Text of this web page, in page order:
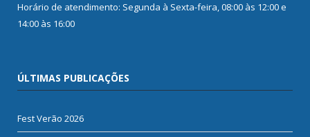
Horário de atendimento: Segunda à Sexta-feira, 08:00 às 12:00 e
14:00 às 16:00
ÚLTIMAS PUBLICAÇÕES
Fest Verão 2026